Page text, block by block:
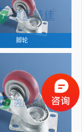
脚轮